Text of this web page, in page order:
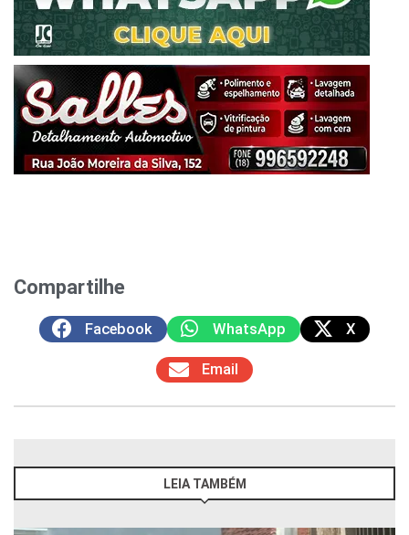
Compartilhe
Facebook WhatsApp X
Email
LEIA TAMBÉM